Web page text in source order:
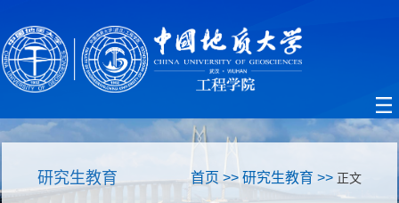
研究生教育 首页 >> 研究生教育 >>正文